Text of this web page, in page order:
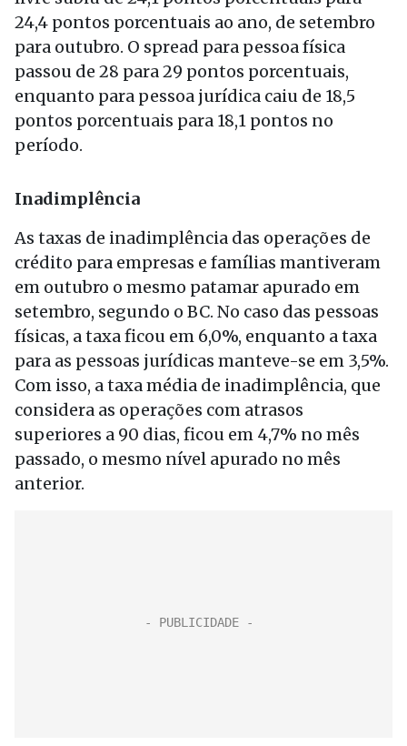
24,4 pontos porcentuais ao ano, de setembro
para outubro. O spread para pessoa física
passou de 28 para 29 pontos porcentuais,
enquanto para pessoa jurídica caiu de 18,5
pontos porcentuais para 18,1 pontos no
período.
Inadimplência
As taxas de inadimplência das operações de
crédito para empresas e famílias mantiveram
em outubro o mesmo patamar apurado em
setembro, segundo o BC. No caso das pessoas
físicas, a taxa ficou em 6,0%, enquanto a taxa
para as pessoas jurídicas manteve-se em 3,5%.
Com isso, a taxa média de inadimplência, que
considera as operações com atrasos
superiores a 90 dias, ficou em 4,7% no mês
passado, o mesmo nível apurado no mês
anterior.